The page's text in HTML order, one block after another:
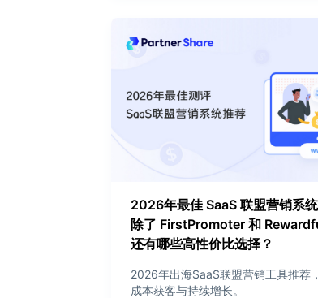
2026年最佳 SaaS 联盟营销系统
除了 FirstPromoter 和
还有哪些高性价比选择？
2026年出海SaaS联盟营销工具推荐
成本获客与持续增长。